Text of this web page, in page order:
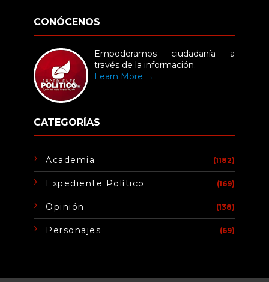
CONÓCENOS
Empoderamos ciudadanía a
través de la información.
Learn More →
CATEGORÍAS
Academia (1182)
Expediente Político (169)
Opinión (138)
Personajes (69)